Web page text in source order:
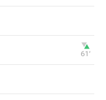
61‎’‎